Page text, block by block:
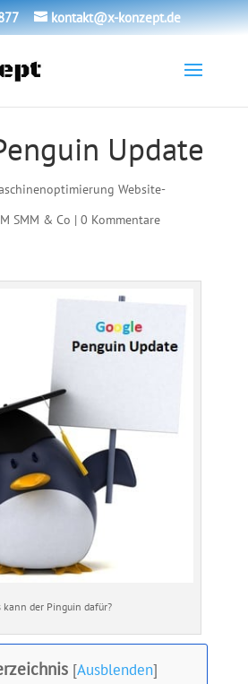
kontakt@x-konzept.de
Update
Website-
SMM & Co | 0 Kommentare
kann der Pinguin dafür?
[Ausblenden]